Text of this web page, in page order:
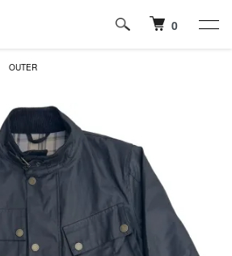
0
OUTER